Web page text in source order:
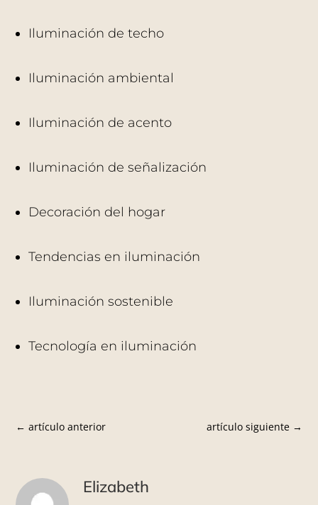
Iluminación de techo
Iluminación ambiental
Iluminación de acento
Iluminación de señalización
Decoración del hogar
Tendencias en iluminación
Iluminación sostenible
Tecnología en iluminación
←artículo anterior artículo siguiente→
Elizabeth